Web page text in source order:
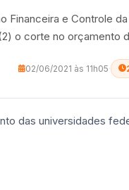
Financeira e Controle
o corte no orçamento
02/06/2021 às 11h05·